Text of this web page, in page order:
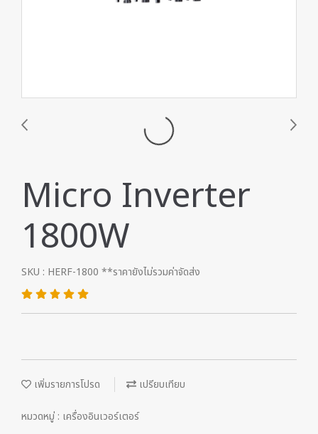
Micro Inverter
1800W
SKU : HERF-1800 **ราคายังไม่รวมค่าจัดส่ง
เพิ่มรายการโปรด เปรียบเทียบ
หมวดหมู่ : เครื่องอินเวอร์เตอร์